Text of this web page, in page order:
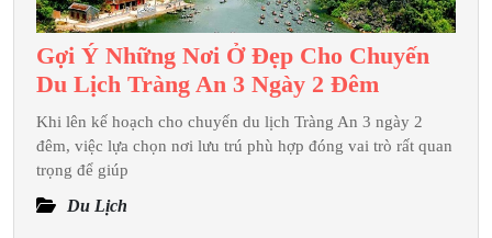
Gợi Ý Những Nơi Ở Đẹp Cho Chuyến
Du Lịch Tràng An 3 Ngày 2 Đêm
Ý
Những
Khi lên kế hoạch cho chuyến du lịch Tràng An 3 ngày 2
đêm, việc lựa chọn nơi lưu trú phù hợp đóng vai trò rất quan
trọng để giúp
Du Lịch